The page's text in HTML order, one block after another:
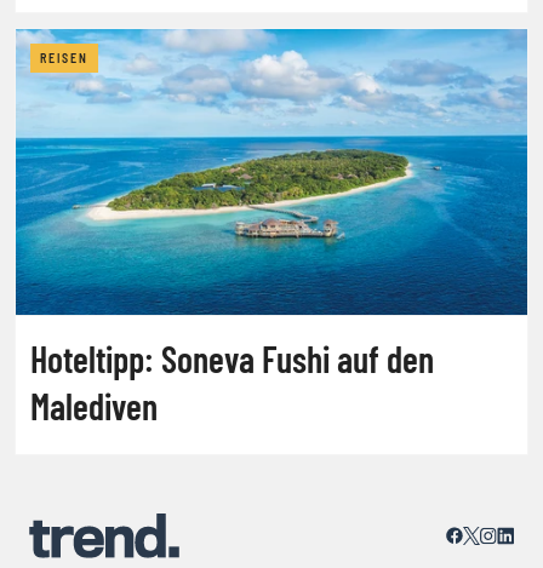
REISEN
Hoteltipp: Soneva Fushi auf den
Malediven